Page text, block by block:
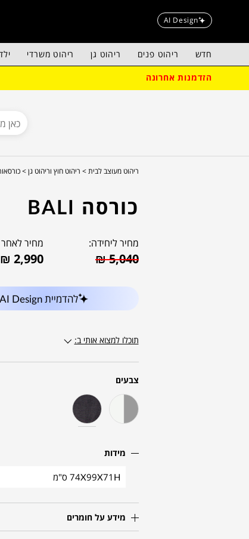
AI Design
חדש ריהוט פנים ריהוט גן ריהוט משרדי
הזדמנות אחרונה
ריהוט מעוצב לבית > ריהוט חוץ וריהוט גן >
כורסה BALI
מחיר ליחידה:
₪5,040
מחיר
₪ 2,990
להדמיית AI Design
תוכלו למצוא אותי ב:
צבעים
מידות
74X99X71H ס"מ
מידע על חומרים